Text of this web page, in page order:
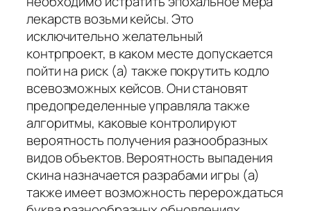
лекарств возьми кейсы. Это
исключительно желательный
контрпроект, в каком месте допускается
пойти на риск (а) также покрутить кодло
всевозможных кейсов. Они становят
предопределенные управляла также
алгоритмы, каковые контролируют
вероятность получения разнообразных
видов объектов. Вероятность выпадения
скина назначается разрабами игры (а)
также имеет возможность перерождаться